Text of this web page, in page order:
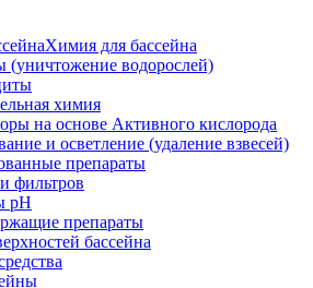
Химия для бассейна
(уничтожение водорослей)
химия
на основе Активного кислорода
и осветление (удаление взвесей)
препараты
фильтров
pH
препараты
бассейна